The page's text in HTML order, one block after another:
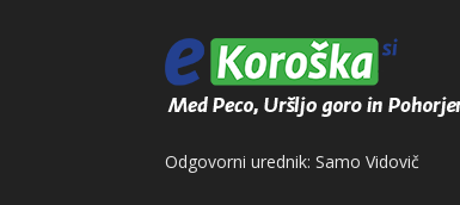
Odgovorni urednik: Samo Vidovič